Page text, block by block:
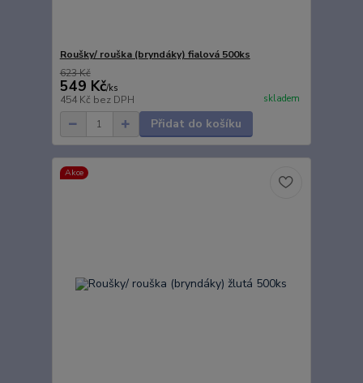
Roušky/ rouška (bryndáky) fialová 500ks
623 Kč
549 Kč/ks
454 Kč bez DPH skladem
Přidat do košíku
Akce